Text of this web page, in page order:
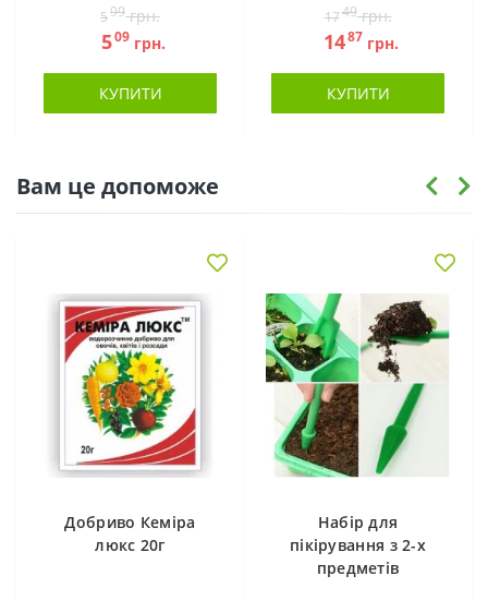
599грн.
509грн.
КУПИТИ
1749грн.
1487 грн.
КУПИТИ
Вам це допоможе
Добриво Кеміра
люкс 20г
Набір для
пікірування з 2-х
предметів